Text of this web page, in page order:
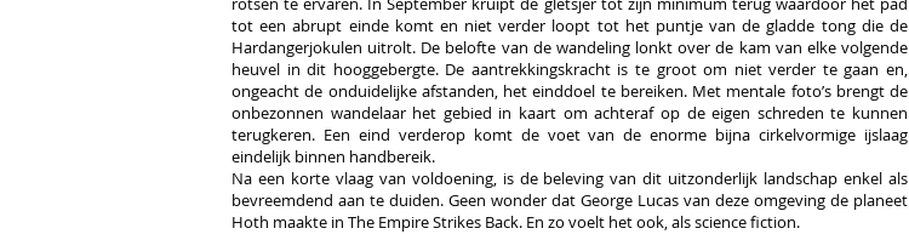
tot een abrupt einde komt en niet verder loopt tot het puntje van de gladde tong die de
Hardangerjokulen uitrolt. De belofte van de wandeling lonkt over de kam van elke volgende
heuvel in dit hooggebergte. De aantrekkingskracht is te groot om niet verder te gaan en,
ongeacht de onduidelijke afstanden, het einddoel te bereiken. Met mentale foto’s brengt de
onbezonnen wandelaar het gebied in kaart om achteraf op de eigen schreden te kunnen
terugkeren. Een eind verderop komt de voet van de enorme bijna cirkelvormige ijslaag
eindelijk binnen handbereik.
Na een korte vlaag van voldoening, is de beleving van dit uitzonderlijk landschap enkel als
bevreemdend aan te duiden. Geen wonder dat George Lucas van deze omgeving de planeet
Hoth maakte in The Empire Strikes Back. En zo voelt het ook, als science fiction.